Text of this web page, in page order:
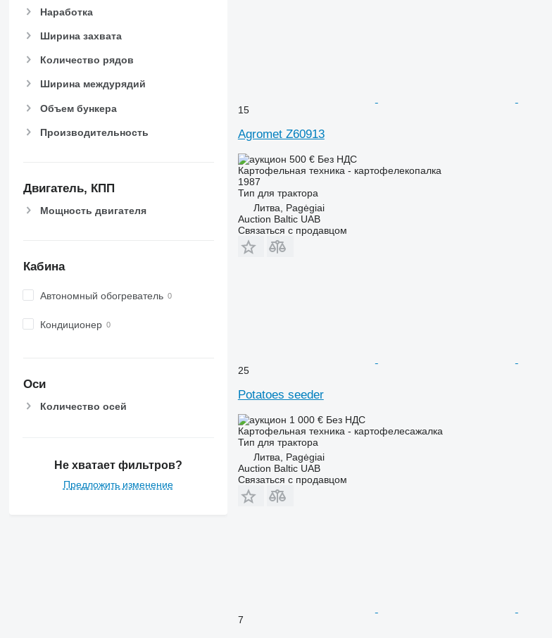
Наработка
Ширина захвата
Количество рядов
Ширина междурядий
Объем бункера
Производительность
Двигатель, КПП
Мощность двигателя
Кабина
Автономный обогреватель
Кондиционер
Оси
Количество осей
Не хватает фильтров?
Предложить изменение
15
Agromet Z60913
500 € Без НДС
Картофельная техника - картофелекопалка
1987
Тип для трактора
Литва, Pagėgiai
Auction Baltic UAB
Связаться с продавцом
25
Potatoes seeder
1 000 € Без НДС
Картофельная техника - картофелесажалка
Тип для трактора
Литва, Pagėgiai
Auction Baltic UAB
Связаться с продавцом
7